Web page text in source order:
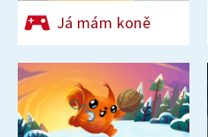
Já mám koně